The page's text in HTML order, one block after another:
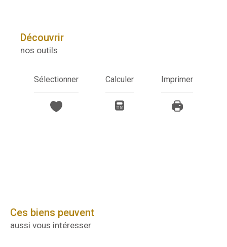
découvrir
nos outils
Sélectionner Calculer Imprimer
Ces biens peuvent
aussi vous intéresser